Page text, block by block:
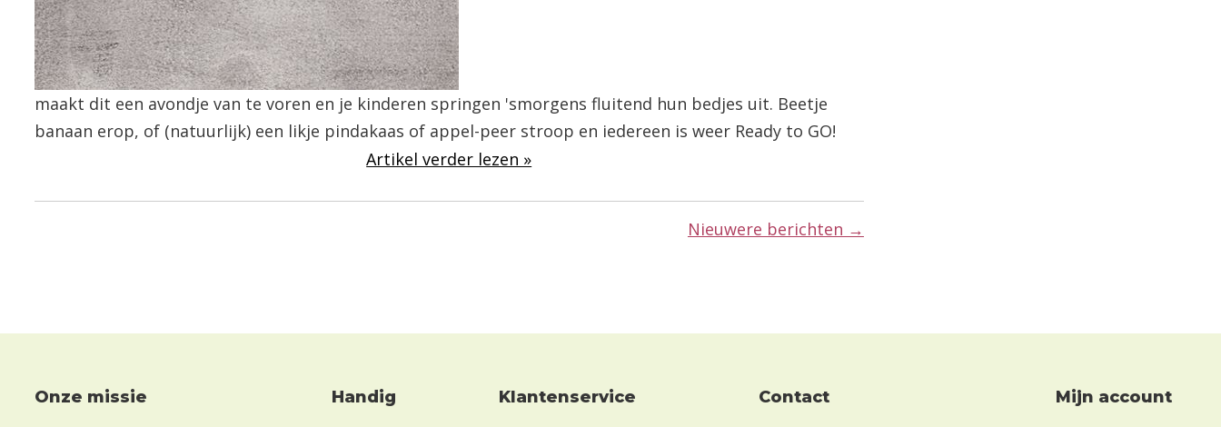
maakt dit een avondje van te voren en je kinderen springen 'smorgens fluitend hun bedjes uit. Beetje
banaan erop, of (natuurlijk) een likje pindakaas of appel-peer stroop en iedereen is weer Ready to GO!
Artikel verder lezen »
Nieuwere berichten →
Footer
Onze missie Handig Klantenservice contact Mijn account